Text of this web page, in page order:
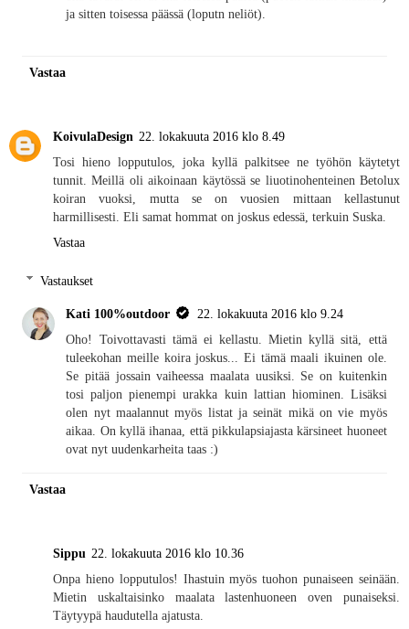
ja sitten toisessa päässä (loputn neliöt).
Vastaa
KoivulaDesign 22. lokakuuta 2016 klo 8.49
Tosi hieno lopputulos, joka kyllä palkitsee ne työhön käytetyt
tunnit. Meillä oli aikoinaan käytössä se liuotinohenteinen Betolux
koiran vuoksi, mutta se on vuosien mittaan kellastunut
harmillisesti. Eli samat hommat on joskus edessä, terkuin Suska.
Vastaa
Vastaukset
Kati 100%outdoor
22. lokakuuta 2016 klo 9.24
Oho! Toivottavasti tämä ei kellastu. Mietin kyllä sitä, että
tuleekohan meille koira joskus... Ei tämä maali ikuinen ole.
Se pitää jossain vaiheessa maalata uusiksi. Se on kuitenkin
tosi paljon pienempi urakka kuin lattian hiominen. Lisäksi
olen nyt maalannut myös listat ja seinät mikä on vie myös
aikaa. On kyllä ihanaa, että pikkulapsiajasta kärsineet huoneet
ovat nyt uudenkarheita taas :)
Vastaa
Sippu 22. lokakuuta 2016 klo 10.36
Onpa hieno lopputulos! Ihastuin myös tuohon punaiseen seinään.
Mietin uskaltaisinko maalata lastenhuoneen oven punaiseksi.
Täytyypä haudutella ajatusta.